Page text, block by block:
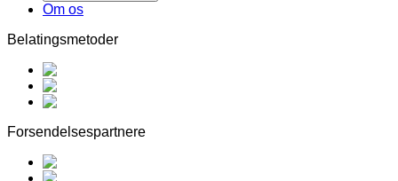
Om os
Belatingsmetoder
Forsendelsespartnere